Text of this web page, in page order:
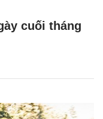
cuối tháng